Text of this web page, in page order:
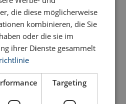
PLH-S2-User-Manual-ML-
die diese möglicherweise
kombinieren, die Sie
oder die sie im
ihrer Dienste gesammelt
Targeting